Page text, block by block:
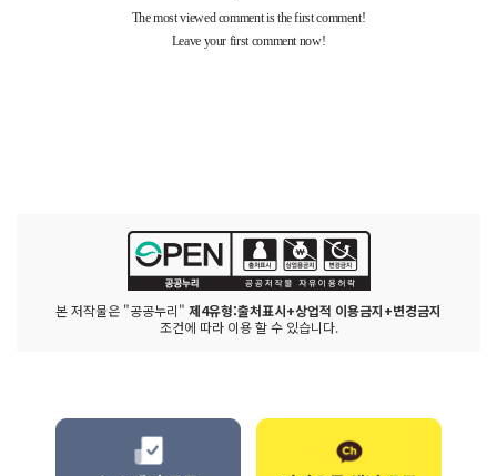
본 저작물은 "공공누리" 제4유형:출처표시+상업적 이용금지+변경금지
조건에 따라 이용 할 수 있습니다.